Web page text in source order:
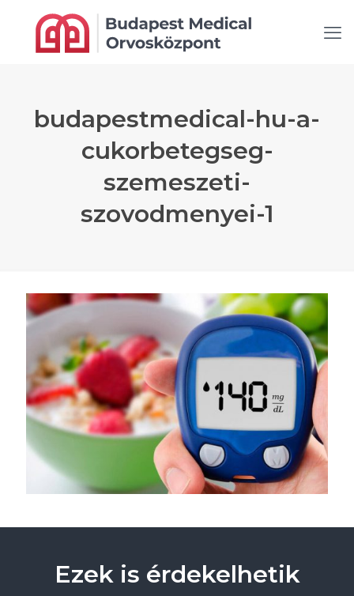
budapestmedical-hu-a-
cukorbetegseg-
szemeszeti-
szovodmenyei-1
Ezek is érdekelhetik